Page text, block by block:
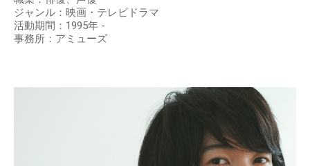
ジャンル：映画・テレビドラマ
活動期間：1995年 -
事務所：アミューズ